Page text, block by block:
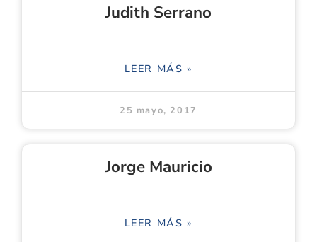
Judith Serrano
LEER MÁS »
25 mayo, 2017
Jorge Mauricio
LEER MÁS »